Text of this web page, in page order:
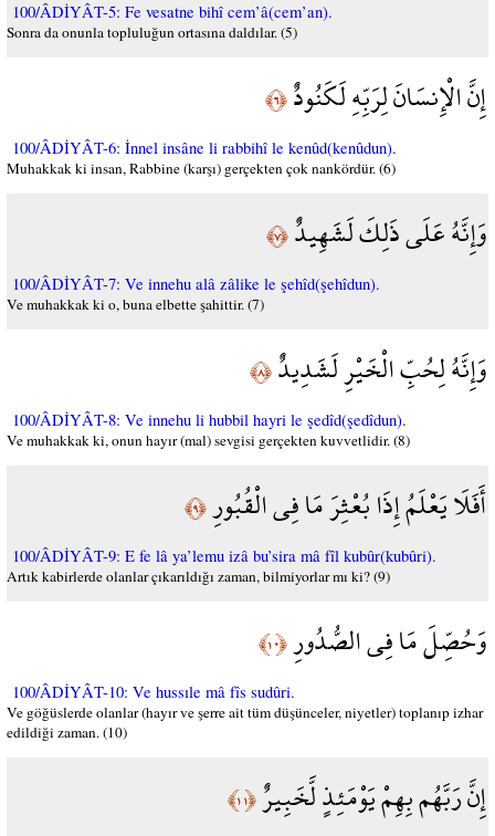
100/ÂDİYÂT-5: Fe vesatne bihî cem’â(cem’an).
Sonra da onunla topluluğun ortasına daldılar. (5)
إِنَّ الْإِنسَانَ لِرَبِّهِ لَكَنُودٌ﴿٦﴾
100/ÂDİYÂT-6: İnnel insâne li rabbihî le kenûd(kenûdun).
Muhakkak ki insan, Rabbine (karşı) gerçekten çok nankördür. (6)
وَإِنَّهُ عَلَى ذَلِكَ لَشَهِيدٌ﴿٧﴾
100/ÂDİYÂT-7: Ve innehu alâ zâlike le şehîd(şehîdun).
Ve muhakkak ki o, buna elbette şahittir. (7)
وَإِنَّهُ لِحُبِّ الْخَيْرِ لَشَدِيدٌ﴿٨﴾
100/ÂDİYÂT-8: Ve innehu li hubbil hayri le şedîd(şedîdun).
Ve muhakkak ki, onun hayır (mal) sevgisi gerçekten kuvvetlidir. (8)
أَفَلَا يَعْلَمُ إِذَا بُعْثِرَ مَا فِي الْقُبُورِ﴿٩﴾
100/ÂDİYÂT-9: E fe lâ ya’lemu izâ bu’sira mâ fîl kubûr(kubûri).
Artık kabirlerde olanlar çıkarıldığı zaman, bilmiyorlar mı ki? (9)
وَحُصِّلَ مَا فِي الصُّدُورِ﴿١٠﴾
100/ÂDİYÂT-10: Ve hussıle mâ fîs sudûri.
Ve göğüslerde olanlar (hayır ve şerre ait tüm düşünceler, niyetler) toplanıp izhar
edildiği zaman. (10)
إِنَّ رَبَّهُم بِهِمْ يَوْمَئِذٍ لَّخَبِيرٌ﴿١١﴾